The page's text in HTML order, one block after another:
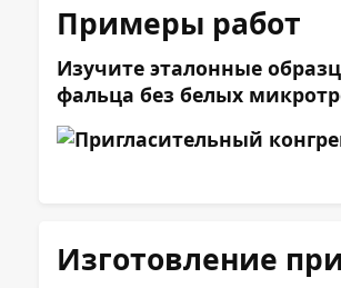
Примеры работ
Изучите эталонные
фальца без белых
Изготовление